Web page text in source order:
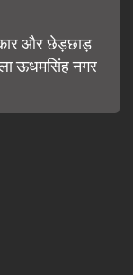
और छेड़छाड़
ऊधमसिंह नगर